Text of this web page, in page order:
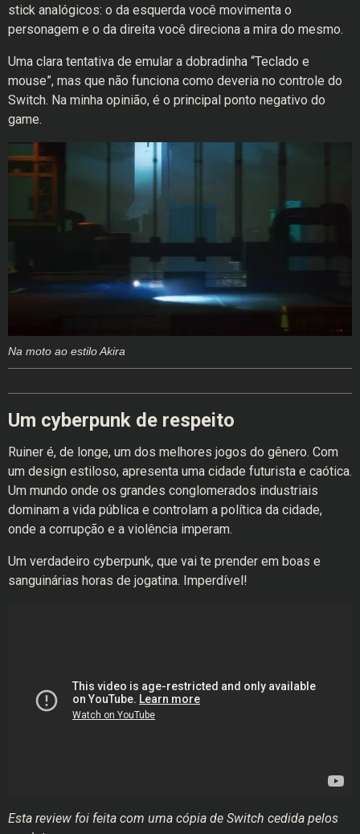
stick analógicos: o da esquerda você movimenta o
personagem e o da direita você direciona a mira do mesmo.
Uma clara tentativa de emular a dobradinha “Teclado e
mouse”, mas que não funciona como deveria no controle do
Switch. Na minha opinião, é o principal ponto negativo do
game.
Na moto ao estilo Akira
Um cyberpunk de respeito
Ruiner é, de longe, um dos melhores jogos do gênero. Com
um design estiloso, apresenta uma cidade futurista e caótica.
Um mundo onde os grandes conglomerados industriais
dominam a vida pública e controlam a política da cidade,
onde a corrupção e a violência imperam.
Um verdadeiro cyberpunk, que vai te prender em boas e
sanguinárias horas de jogatina. Imperdível!
Esta review foi feita com uma cópia de Switch cedida pelos